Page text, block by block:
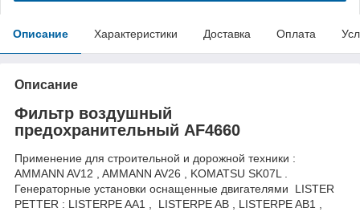
Описание Характеристики Доставка Оплата
Описание
Фильтр воздушный
предохранительный AF4660
Применение для строительной и дорожной техники :
AMMANN AV12 , AMMANN AV26 , KOMATSU SK07L .
Генераторные установки оснащенные двигателями LISTER
PETTER : LISTERPE AA1 , LISTERPE AB , LISTERPE AB1 ,